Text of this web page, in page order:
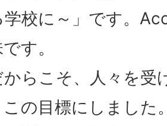
校に～」です。
す。
からこそ、人々を受
の目標にしました